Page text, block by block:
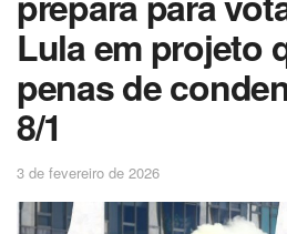
Lula em projeto
penas de
8/1
3 de fevereiro de 2026